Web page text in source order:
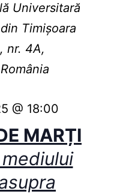
Universitară
Timişoara
nr. 4A,
MARȚI
@ 18:00